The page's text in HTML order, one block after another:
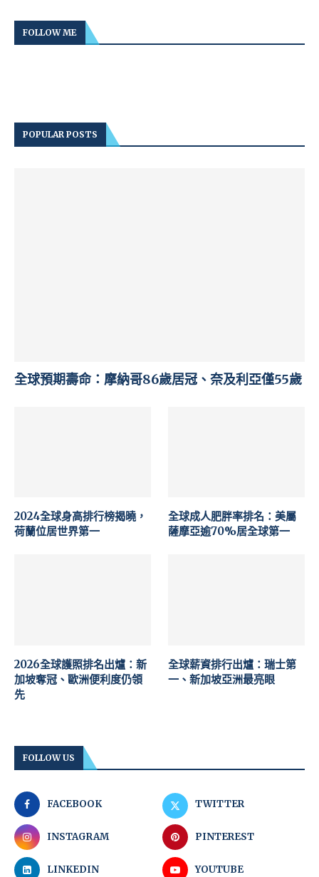
FOLLOW ME
POPULAR POSTS
全球預期壽命：摩納哥86歲居冠、奈及利亞僅55歲
2024全球身高排行榜揭曉，
荷蘭位居世界第一
全球成人肥胖率排名：美屬
薩摩亞逾70%居全球第一
2026全球護照排名出爐：新
加坡奪冠、歐洲便利度仍領
先
全球薪資排行出爐：瑞士第
一、新加坡亞洲最亮眼
FOLLOW US
FACEBOOK TWITTER
INSTAGRAM PINTEREST
LINKEDIN YOUTUBE